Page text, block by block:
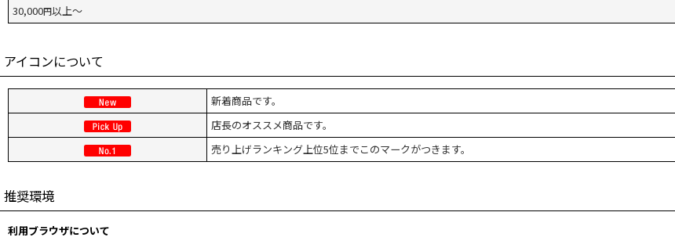
30,000円以上～
アイコンについて
新着商品です。
店長のオススメ商品です。
売り上げランキング上位5位までこのマークがつきます。
推奨環境
利用ブラウザについて